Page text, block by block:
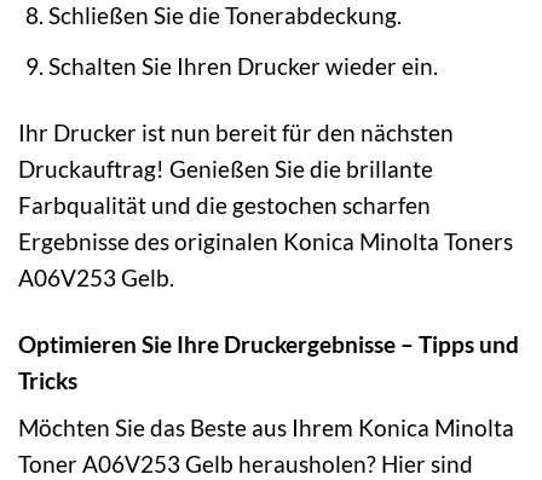
Schließen Sie die Tonerabdeckung.
Schalten Sie Ihren Drucker wieder ein.
Ihr Drucker ist nun bereit für den nächsten
Druckauftrag! Genießen Sie die brillante
Farbqualität und die gestochen scharfen
Ergebnisse des originalen Konica Minolta Toners
A06V253 Gelb.
Optimieren Sie Ihre Druckergebnisse – Tipps und
Tricks
Möchten Sie das Beste aus Ihrem Konica Minolta
Toner A06V253 Gelb herausholen? Hier sind